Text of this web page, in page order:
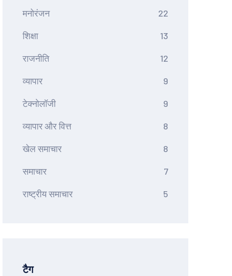
मनोरंजन 22
शिक्षा 13
राजनीति 12
व्यापार 9
टेक्नोलॉजी 9
व्यापार और वित्त 8
खेल समाचार 8
समाचार 7
राष्ट्रीय समाचार 5
टैग